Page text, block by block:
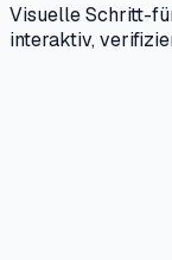
Visuelle Schritt-
interaktiv,